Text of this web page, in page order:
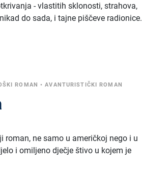
- vlastitih sklonosti, strahova,
do sada, i tajne piščeve radionice.
ROMAN •AVANTURISTIČKI ROMAN
roman, ne samo u američkoj nego i u
i omiljeno dječje štivo u kojem je